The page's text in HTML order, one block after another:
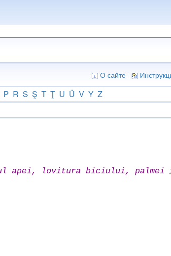
О сайте
P R S Ş T Ţ U Ü V Y Z
apei, lovitura biciului, palmei